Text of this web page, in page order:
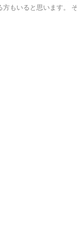
もいると思います。